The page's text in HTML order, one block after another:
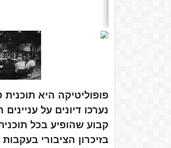
נערכו דיונים על
קבוע שהופיע בכל
בזיכרון הציבורי